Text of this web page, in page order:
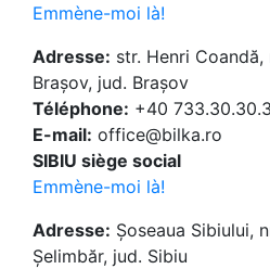
Emmène-moi là!
Adresse: str. Henri Coandă,
Brașov, jud. Brașov
Téléphone: +40
E-mail: office@bilka.ro
SIBIU siège social
Emmène-moi là!
Adresse: Șoseaua Sibiului,
Șelimbăr, jud. Sibiu